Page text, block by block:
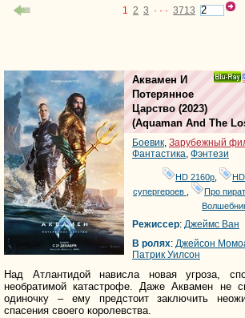
1 2 3 · · · 3713
Аквамен И
Потерянное
Царство (2023)
(Aquaman And The
Боевик, Зарубежный
Фантастика, Фэнтези
HD 2160р
супергероев
Про
Режиссер: Джеймс Ван
В ролях: Джейсон
Патрик Уилсон
Над Атлантидой нависла новая угроза,
необратимой катастрофе. Даже Аквамен не
одиночку – ему предстоит заключить
спасения своего королевства.